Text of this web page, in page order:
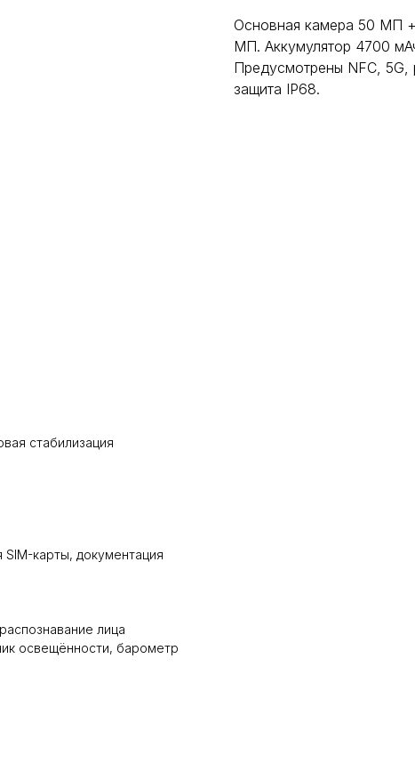
Основная камера 50 МП
МП. Аккумулятор 4700
Предусмотрены NFC, 5G,
защита IP68.
стабилизация
карты, документация
лица
освещённости, барометр